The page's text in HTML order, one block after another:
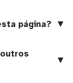
página? ▼
▼